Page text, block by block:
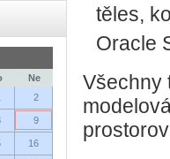
Ne
2
9
16
těles,
Oracle
Všechny